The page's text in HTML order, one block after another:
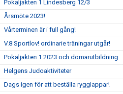
Pokaljakten 1 Lindesberg 12/3
Årsmöte 2023!
Vårterminen är i full gång!
V.8 Sportlov! ordinarie träningar utgår!
Pokaljakten 1 2023 och domarutbildning
Helgens Judoaktiviteter
Dags igen för att beställa rygglappar!